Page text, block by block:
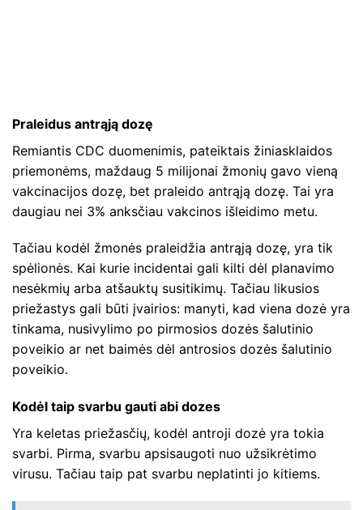
Praleidus antrąją dozę
Remiantis CDC duomenimis, pateiktais žiniasklaidos
priemonėms, maždaug 5 milijonai žmonių gavo vieną
vakcinacijos dozę, bet praleido antrąją dozę. Tai yra
daugiau nei 3% anksčiau vakcinos išleidimo metu.
Tačiau kodėl žmonės praleidžia antrąją dozę, yra tik
spėlionės. Kai kurie incidentai gali kilti dėl planavimo
nesėkmių arba atšauktų susitikimų. Tačiau likusios
priežastys gali būti įvairios: manyti, kad viena dozė yra
tinkama, nusivylimo po pirmosios dozės šalutinio
poveikio ar net baimės dėl antrosios dozės šalutinio
poveikio.
Kodėl taip svarbu gauti abi dozes
Yra keletas priežasčių, kodėl antroji dozė yra tokia
svarbi. Pirma, svarbu apsisaugoti nuo užsikrėtimo
virusu. Tačiau taip pat svarbu neplatinti jo kitiems.